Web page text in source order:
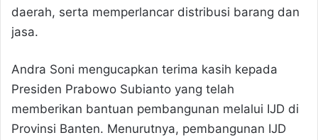
daerah, serta memperlancar distribusi barang dan
jasa.
Andra Soni mengucapkan terima kasih kepada
Presiden Prabowo Subianto yang telah
memberikan bantuan pembangunan melalui IJD di
Provinsi Banten. Menurutnya, pembangunan IJD